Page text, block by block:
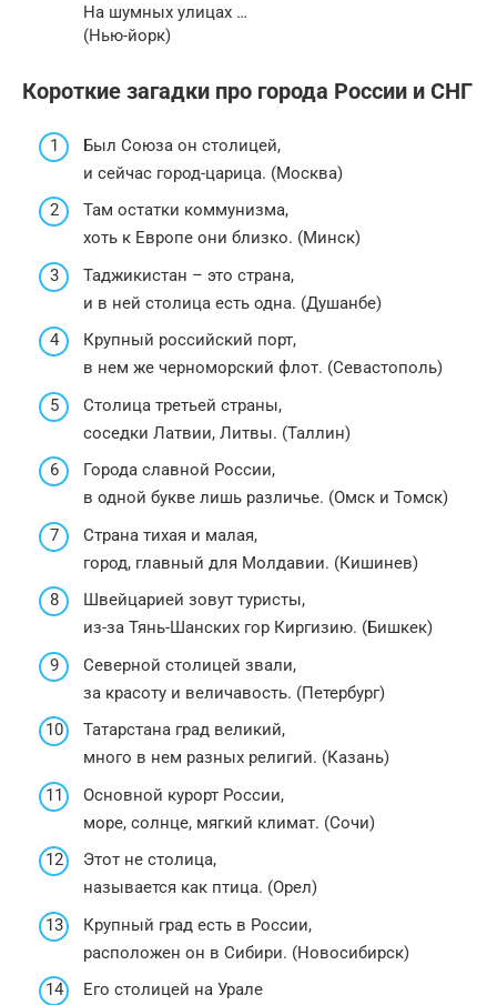
На шумных улицах …
(Нью-йорк)
Короткие загадки про города России и СНГ
Был Союза он столицей,
и сейчас город-царица. (Москва)
Там остатки коммунизма,
хоть к Европе они близко. (Минск)
Таджикистан – это страна,
и в ней столица есть одна. (Душанбе)
Крупный российский порт,
в нем же черноморский флот. (Севастополь)
Столица третьей страны,
соседки Латвии, Литвы. (Таллин)
Города славной России,
в одной букве лишь различье. (Омск и Томск)
Страна тихая и малая,
город, главный для Молдавии. (Кишинев)
Швейцарией зовут туристы,
из-за Тянь-Шанских гор Киргизию. (Бишкек)
Северной столицей звали,
за красоту и величавость. (Петербург)
Татарстана град великий,
много в нем разных религий. (Казань)
Основной курорт России,
море, солнце, мягкий климат. (Сочи)
Этот не столица,
называется как птица. (Орел)
Крупный град есть в России,
расположен он в Сибири. (Новосибирск)
Его столицей на Урале